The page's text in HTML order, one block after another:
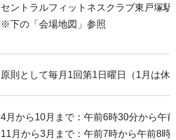
セントラルフィットネスクラブ東戸塚
※下の「会場地図」参照
原則として毎月1回第1日曜日（1月は休
4月から10月まで：午前6時30分から午
11月から3月まで：午前7時から午前8時